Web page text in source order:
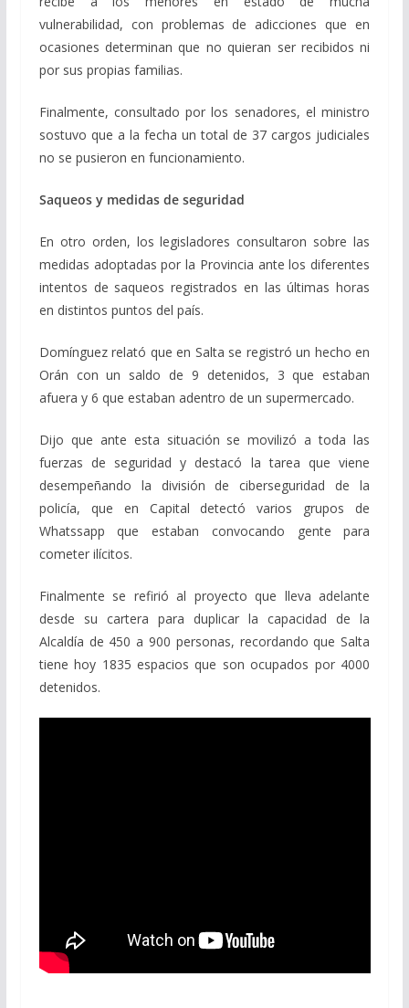
vulnerabilidad, con problemas de adicciones que en
ocasiones determinan que no quieran ser recibidos ni
por sus propias familias.
Finalmente, consultado por los senadores, el ministro
sostuvo que a la fecha un total de 37 cargos judiciales
no se pusieron en funcionamiento.
Saqueos y medidas de seguridad
En otro orden, los legisladores consultaron sobre las
medidas adoptadas por la Provincia ante los diferentes
intentos de saqueos registrados en las últimas horas
en distintos puntos del país.
Domínguez relató que en Salta se registró un hecho en
Orán con un saldo de 9 detenidos, 3 que estaban
afuera y 6 que estaban adentro de un supermercado.
Dijo que ante esta situación se movilizó a toda las
fuerzas de seguridad y destacó la tarea que viene
desempeñando la división de ciberseguridad de la
policía, que en Capital detectó varios grupos de
Whatssapp que estaban convocando gente para
cometer ilícitos.
Finalmente se refirió al proyecto que lleva adelante
desde su cartera para duplicar la capacidad de la
Alcaldía de 450 a 900 personas, recordando que Salta
tiene hoy 1835 espacios que son ocupados por 4000
detenidos.